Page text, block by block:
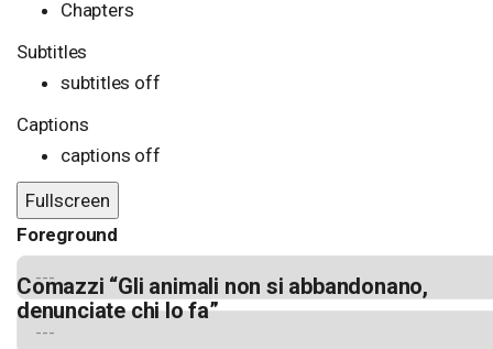
Chapters
Subtitles
subtitles off
Captions
captions off
Fullscreen
Foreground
Comazzi “Gli animali non si abbandonano,
denunciate chi lo fa”